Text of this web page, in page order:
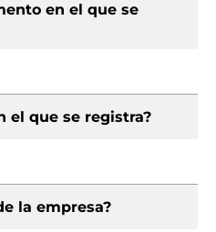
en el que se
el que se registra?
la empresa?